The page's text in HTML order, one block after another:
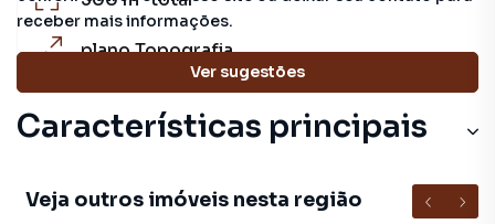
receber mais informações.
Ver sugestões
planoTopografia
Características principais
Veja outros imóveis nesta região